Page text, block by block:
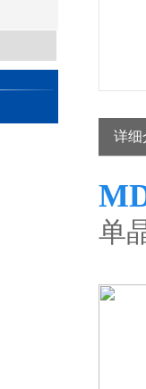
详细
单